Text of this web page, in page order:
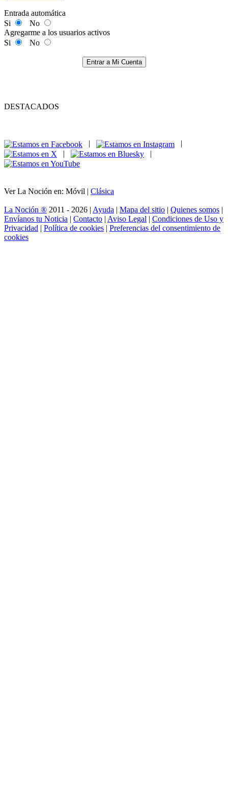
Entrada automática
Si
No
Agregarme a los usuarios activos
Si
No
Entrar a Mi Cuenta
DESTACADOS
|
|
Ver La Noción en: Móvil | Clásica
La Noción ® 2011 - 2026 | Ayuda | Mapa del sitio | Quienes somos |
Envíanos tu Noticia | Contacto | Aviso Legal | Condiciones de Uso y
Privacidad | Política de cookies | Preferencias del consentimiento de
cookies